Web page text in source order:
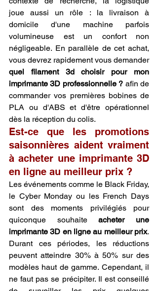
joue aussi un rôle : la livraison à
domicile d'une machine parfois
volumineuse est un confort non
négligeable. En parallèle de cet achat,
vous devrez rapidement vous demander
quel filament 3d choisir pour mon
imprimante 3D professionnelle ? afin de
commander vos premières bobines de
PLA ou d'ABS et d'être opérationnel
dès la réception du colis.
Est-ce que les promotions
saisonnières aident vraiment
à acheter une imprimante 3D
en ligne au meilleur prix ?
Les événements comme le Black Friday,
le Cyber Monday ou les French Days
sont des moments privilégiés pour
quiconque souhaite acheter une
imprimante 3D en ligne au meilleur prix.
Durant ces périodes, les réductions
peuvent atteindre 30% à 50% sur des
modèles haut de gamme. Cependant, il
ne faut pas se précipiter. Il est conseillé